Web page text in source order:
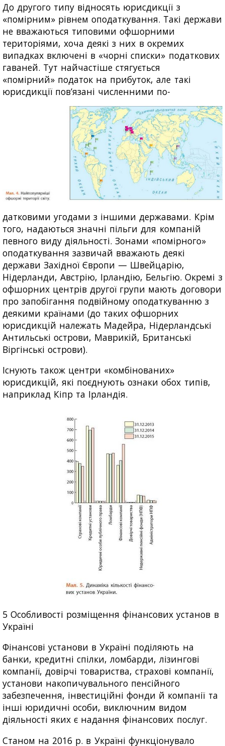
До другого типу відносять юрисдикції з
«помірним» рівнем оподаткування. Такі держави
не вважаються типовими офшорними
територіями, хоча деякі з них в окремих
випадках включені в «чорні списки» податкових
гаваней. Тут найчастіше стягується
«помірний» податок на прибуток, але такі
юрисдикції пов’язані численними по-
датковими угодами з іншими державами. Крім
того, надаються значні пільги для компаній
певного виду діяльності. Зонами «помірного»
оподаткування зазвичай вважають деякі
держави Західної Європи — Швейцарію,
Нідерланди, Австрію, Ірландію, Бельгію. Окремі з
офшорних центрів другої групи мають договори
про запобігання подвійному оподаткуванню з
деякими країнами (до таких офшорних
юрисдикцій належать Мадейра, Нідерландські
Антильські острови, Маврикій, Британські
Віргінські острови).
Існують також центри «комбінованих»
юрисдикцій, які поєднують ознаки обох типів,
наприклад Кіпр та Ірландія.
5 Особливості розміщення фінансових установ в
Україні
Фінансові установи в Україні поділяють на
банки, кредитні спілки, ломбарди, лізингові
компанії, довірчі товариства, страхові компанії,
установи накопичувального пенсійного
забезпечення, інвестиційні фонди й компанії та
інші юридичні особи, виключним видом
діяльності яких є надання фінансових послуг.
Станом на 2016 р. в Україні функціонувало